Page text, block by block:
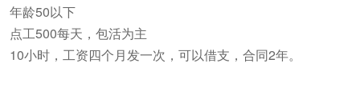
年龄50以下
点工500每天，包活为主
10小时，工资四个月发一次，可以借支，合同2年。